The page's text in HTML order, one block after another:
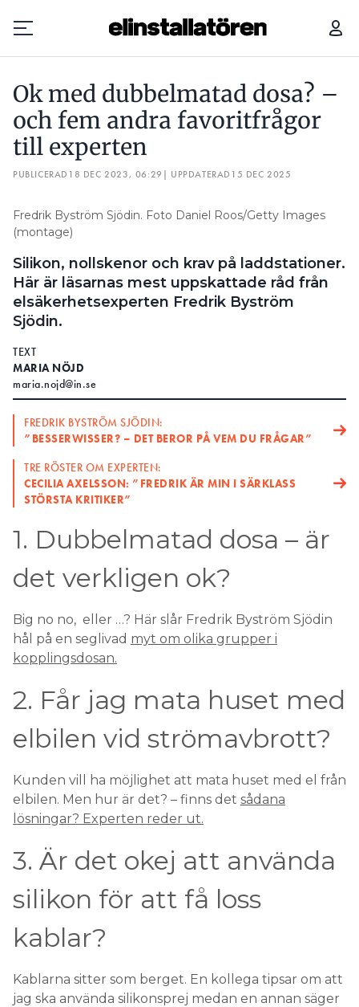
Prenumerera
Hantera prenumeration
Annonsera
Läs E-tidningen
Om tidningen
Kontakt
Personuppgifter
Search for:
Ok med dubbelmatad dosa? –
och fem andra favoritfrågor
till experten
PUBLICERAD 18 DEC 2023, 06:29 | UPPDATERAD 15 DEC 2025
Fredrik Byström Sjödin. Foto Daniel Roos/Getty Images
(montage)
Silikon, nollskenor och krav på laddstationer.
Här är läsarnas mest uppskattade råd från
elsäkerhetsexperten Fredrik Byström
Sjödin.
TEXT
MARIA NÖJD
maria.nojd@in.se
FREDRIK BYSTRÖM SJÖDIN:
”BESSERWISSER? – DET BEROR PÅ VEM DU FRÅGAR”
TRE RÖSTER OM EXPERTEN:
CECILIA AXELSSON: ”FREDRIK ÄR MIN I SÄRKLASS
STÖRSTA KRITIKER”
1. Dubbelmatad dosa – är
det verkligen ok?
Big no no, eller …? Här slår Fredrik Byström Sjödin
hål på en seglivad myt om olika grupper i
kopplingsdosan.
2. Får jag mata huset med
elbilen vid strömavbrott?
Kunden vill ha möjlighet att mata huset med el från
elbilen. Men hur är det? – finns det sådana
lösningar? Experten reder ut.
3. Är det okej att använda
silikon för att få loss
kablar?
Kablarna sitter som berget. En kollega tipsar om att
jag ska använda silikonsprej medan en annan säger